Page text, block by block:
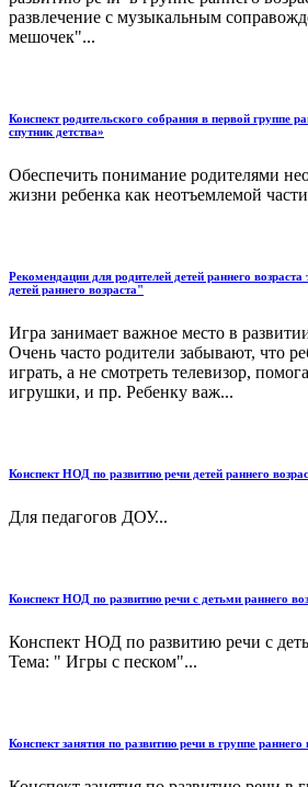
развлечение с музыкальным
мешочек"...
Конспект родительского собрания в первой группе
спутник детства»
Обеспечить понимание родителями
жизни ребенка как неотъемлемой
Рекомендации для родителей детей раннего
детей раннего возраста"
Игра занимает важное место в
Очень часто родители забывают, что
играть, а не смотреть телевизор,
игрушки, и пр. Ребенку важ...
Конспект НОД по развитию речи детей раннего
Для педагогов ДОУ...
Конспект НОД по развитию речи с детьми раннего
Конспект НОД по развитию речи с
Тема: " Игры с песком"...
Конспект занятия по развитию речи в группе